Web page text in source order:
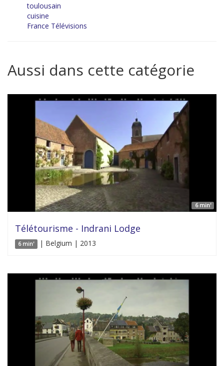
toulousain
cuisine
France Télévisions
Aussi dans cette catégorie
6 min'
Télétourisme - Indrani Lodge
6 min' | Belgium | 2013